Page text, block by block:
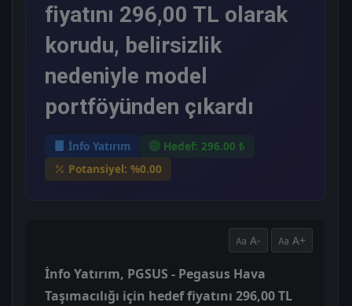
fiyatını 296,00 TL olarak
korudu, belirsizlik
nedeniyle model
portföyünden çıkardı
İnfo Yatırım
Hedef: 296.00 ₺
Potansiyel: %0.00
A- A+
İnfo Yatırım, PGSUS - Pegasus Hava
Taşımacılığı için hedef fiyatını 296,00 TL